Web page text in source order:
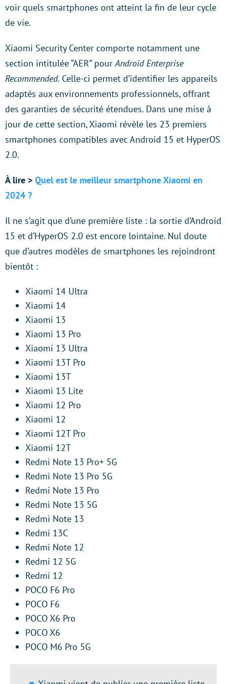
voir quels smartphones ont atteint la fin de leur cycle
de vie.
Xiaomi Security Center comporte notamment une
section intitulée “AER” pour Android Enterprise
Recommended. Celle-ci permet d’identifier les appareils
adaptés aux environnements professionnels, offrant
des garanties de sécurité étendues. Dans une mise à
jour de cette section, Xiaomi révèle les 23 premiers
smartphones compatibles avec Android 15 et HyperOS
2.0.
À lire > Quel est le meilleur smartphone Xiaomi en
2024 ?
Il ne s’agit que d’une première liste : la sortie d’Android
15 et d’HyperOS 2.0 est encore lointaine. Nul doute
que d’autres modèles de smartphones les rejoindront
bientôt :
Xiaomi 14 Ultra
Xiaomi 14
Xiaomi 13
Xiaomi 13 Pro
Xiaomi 13 Ultra
Xiaomi 13T Pro
Xiaomi 13T
Xiaomi 13 Lite
Xiaomi 12 Pro
Xiaomi 12
Xiaomi 12T Pro
Xiaomi 12T
Redmi Note 13 Pro+ 5G
Redmi Note 13 Pro 5G
Redmi Note 13 Pro
Redmi Note 13 5G
Redmi Note 13
Redmi 13C
Redmi Note 12
Redmi 12 5G
Redmi 12
POCO F6 Pro
POCO F6
POCO X6 Pro
POCO X6
POCO M6 Pro 5G